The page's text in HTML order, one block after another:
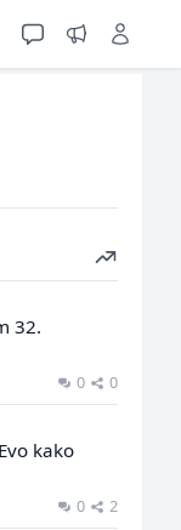
32.
0 0
kako
0 2